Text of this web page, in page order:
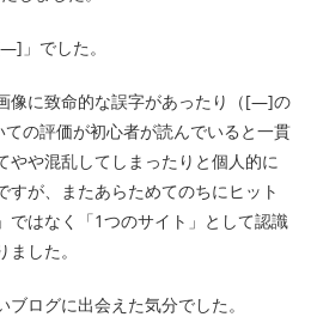
」でした。
像に致命的な誤字があったり（[—]の
の評価が初心者が読んでいると一貫
やや混乱してしまったりと個人的に
すが、またあらためてのちにヒット
ではなく「1つのサイト」として認識
した。
ログに出会えた気分でした。